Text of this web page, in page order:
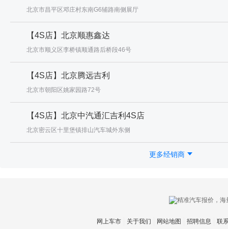
北京市昌平区邓庄村东南G6辅路南侧展厅
【4S店】北京顺惠鑫达
北京市顺义区李桥镇顺通路后桥段46号
【4S店】北京腾远吉利
北京市朝阳区姚家园路72号
【4S店】北京中汽通汇吉利4S店
北京密云区十里堡镇排山汽车城外东侧
更多经销商
网上车市 关于我们 网站地图 招聘信息
联